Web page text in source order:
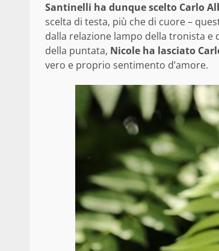
Santinelli ha dunque scelto Carlo
scelta di testa, più che di cuore –
dalla relazione lampo della tronista e
della puntata, Nicole ha lasciato
vero e proprio sentimento d’amore.